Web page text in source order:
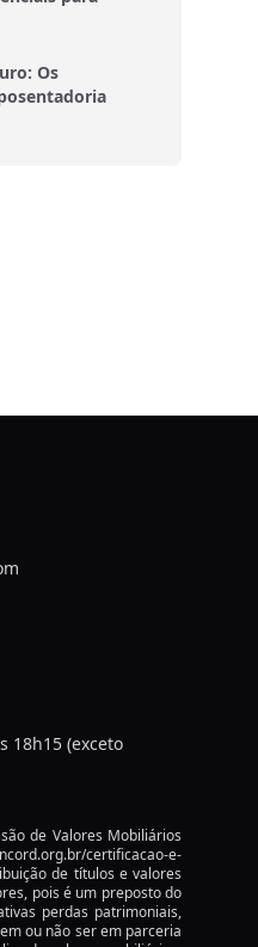
Os
nas
riqueza de
RJ: como
18h15 (exceto
de Valores Mobiliários
certificacao-e-
de títulos e valores
pois é um preposto do
perdas patrimoniais,
ou não ser em parceria